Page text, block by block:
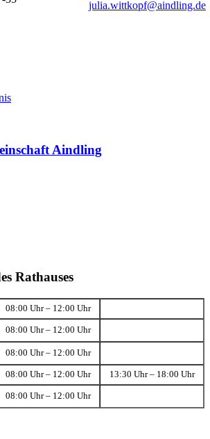
julia.wittkopf@aindling.de
Aindling
Rathauses
08:00 Uhr – 12:00 Uhr
08:00 Uhr – 12:00 Uhr
08:00 Uhr – 12:00 Uhr
08:00 Uhr – 12:00 Uhr 13:30 Uhr – 18:00 Uhr
08:00 Uhr – 12:00 Uhr